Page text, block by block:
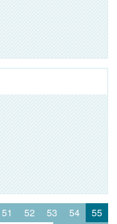
51 52 53 54
55